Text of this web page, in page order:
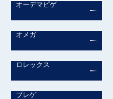
オーデマピゲ
オメガ
ロレックス
ブレゲ